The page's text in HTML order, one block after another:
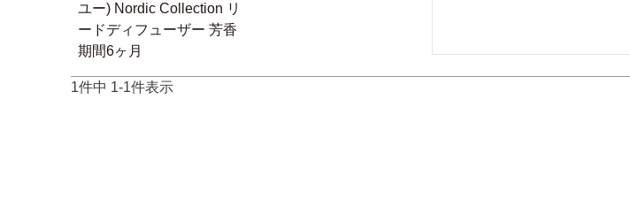
ユー) Nordic Collection リ
ードディフューザー 芳香
期間6ヶ月
1件中 1-1件表示